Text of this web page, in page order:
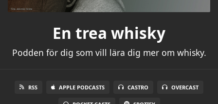
En trea whisky
Podden för dig som vill lära dig mer om whisky.
RSS APPLE PODCASTS CASTRO OVERCAST